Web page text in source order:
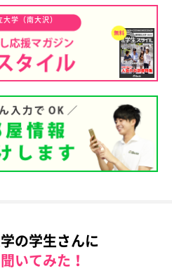
学（南大沢）
の学生さんに
いてみた！